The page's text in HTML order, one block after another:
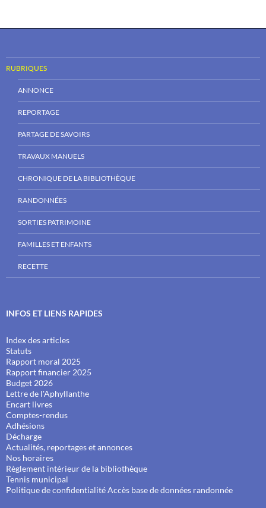
RUBRIQUES
ANNONCE
REPORTAGE
PARTAGE DE SAVOIRS
TRAVAUX MANUELS
CHRONIQUE DE LA BIBLIOTHÈQUE
RANDONNÉES
SORTIES PATRIMOINE
FAMILLES ET ENFANTS
RECETTE
INFOS ET LIENS RAPIDES
Index des articles
Statuts
Rapport moral 2025
Rapport financier 2025
Budget 2026
Lettre de l'Aphyllanthe
Encart livres
Comptes-rendus
Adhésions
Décharge
Actualités, reportages et annonces
Nos horaires
Règlement intérieur de la bibliothèque
Tennis municipal
Politique de confidentialitéAccès base de données randonnée